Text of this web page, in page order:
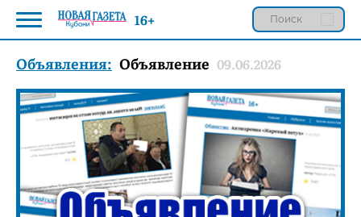
Объявления: Объявление 09.06.2026
16+